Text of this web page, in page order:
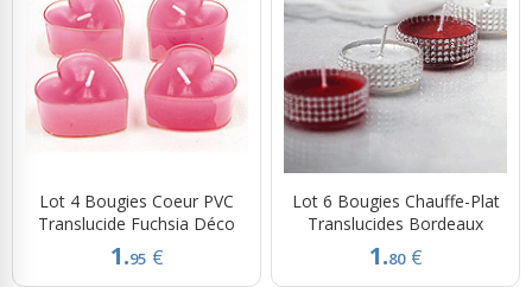
Lot 4 Bougies Coeur PVC
Translucide Fuchsia Déco
1.95 €
Lot 6 Bougies Chauffe-Plat
Translucides Bordeaux
1.80 €